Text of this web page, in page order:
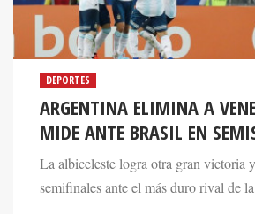
DEPORTES
ARGENTINA ELIMINA A
MIDE ANTE BRASIL EN
La albiceleste logra otra gran victoria
semifinales ante el más duro rival de